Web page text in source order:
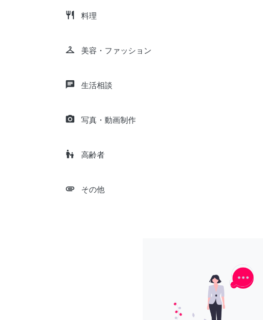
restaurant 料理
checkroom 美容・ファッション
chat 生活相談
camera_alt 写真・動画制作
escalator_warning 高齢者
attachment その他